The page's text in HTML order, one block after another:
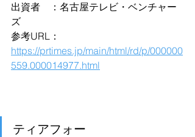
出資者　：名古屋テレビ・ベンチャー
ズ
参考URL：
https://prtimes.jp/main/html/rd/p/000000
559.000014977.html
ティアフォー